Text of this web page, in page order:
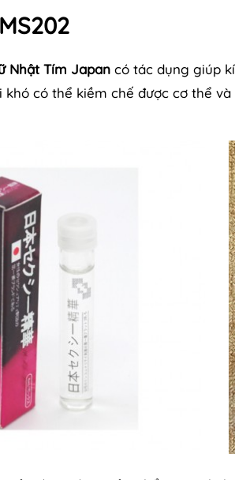
Nhật Tím Japan có tác dụng giúp
khó có thể kiềm chế được cơ thể